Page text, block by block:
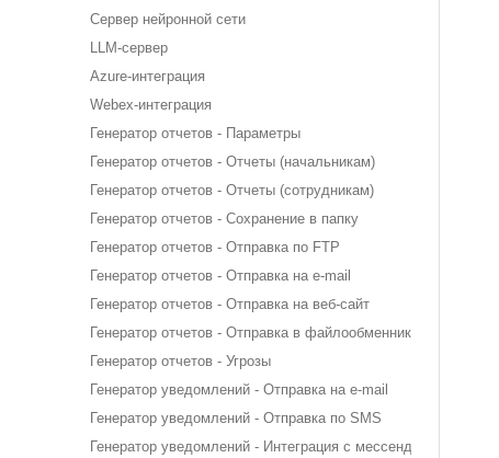
Сервер нейронной сети
LLM-сервер
Azure-интеграция
Webex-интеграция
Генератор отчетов - Параметры
Генератор отчетов - Отчеты (начальникам)
Генератор отчетов - Отчеты (сотрудникам)
Генератор отчетов - Сохранение в папку
Генератор отчетов - Отправка по FTP
Генератор отчетов - Отправка на e-mail
Генератор отчетов - Отправка на веб-сайт
Генератор отчетов - Отправка в файлообменник
Генератор отчетов - Угрозы
Генератор уведомлений - Отправка на e-mail
Генератор уведомлений - Отправка по SMS
Генератор уведомлений - Интеграция с мессенджерами